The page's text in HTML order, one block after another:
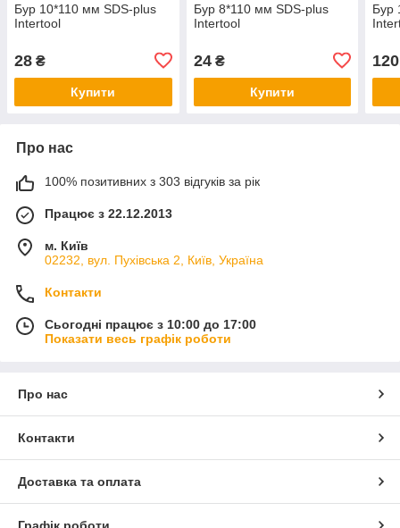
Бур 10*110 мм SDS-plus
Intertool
28 ₴
Купити
Бур 8*110 мм SDS-plus
Intertool
24₴
Купити
Бур
120
Про нас
100% позитивних з 303 відгуків за рік
Працює з 22.12.2013
м. Київ
02232, вул. Пухівська 2, Київ, Україна
Контакти
Сьогодні працює з 10:00 до 17:00
Показати весь графік роботи
Про нас
Контакти
Доставка та оплата